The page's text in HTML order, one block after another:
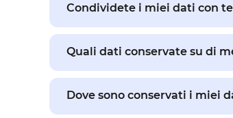
Condividete i miei dati con
Quali dati conservate su di
Dove sono conservati i miei